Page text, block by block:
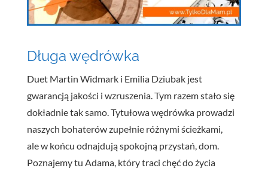
Długa wędrówka
Duet Martin Widmark i Emilia Dziubak jest
gwarancją jakości i wzruszenia. Tym razem stało się
dokładnie tak samo. Tytułowa wędrówka prowadzi
naszych bohaterów zupełnie różnymi ścieżkami,
ale w końcu odnajdują spokojną przystań, dom.
Poznajemy tu Adama, który traci chęć do życia